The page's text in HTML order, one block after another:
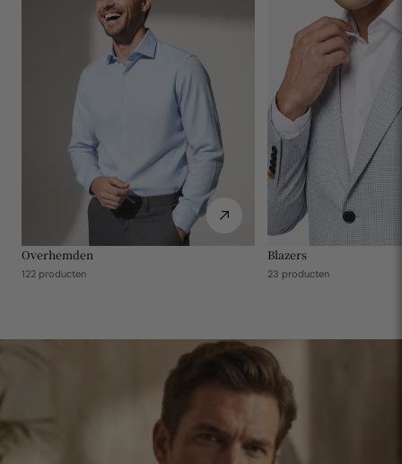
Overhemden
122 producten
Blazers
23 producten